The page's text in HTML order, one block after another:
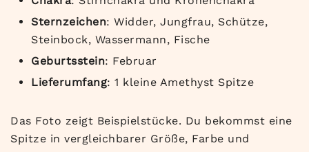
Sternzeichen: Widder, Jungfrau, Schütze,
Steinbock, Wassermann, Fische
Geburtsstein: Februar
Lieferumfang: 1 kleine Amethyst Spitze
Das Foto zeigt Beispielstücke. Du bekommst eine
Spitze in vergleichbarer Größe, Farbe und